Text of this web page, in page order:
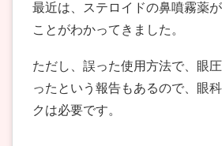
最近は、ステロイドの鼻噴霧薬
ことがわかってきました。
ただし、誤った使用方法で、眼
ったという報告もあるので、眼
クは必要です。